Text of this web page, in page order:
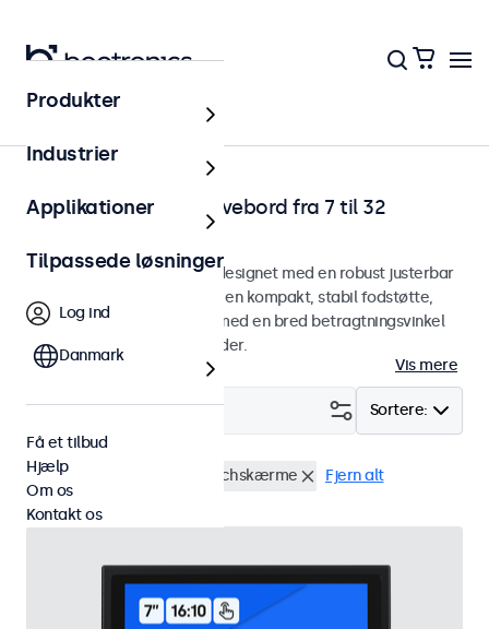
Hjem
Touchskærme till skrivebord fra 7 til 32
Skrivebordstouchskærme designet med en robust justerbar
stativ. Touchskærmene har en kompakt, stabil fodstøtte,
giver et knivskarpt billede med en bred betragtningsvinkel
og flere tilslutningsmuligheder.
Vis mere
Sortere:
Filter (1)
Skrivebord 7 tommer touchskærme Fjern alt
Produkter
Industrier
Applikationer
Tilpassede løsninger
Log ind
Danmark
Få et tilbud
Hjælp
Om os
Kontakt os